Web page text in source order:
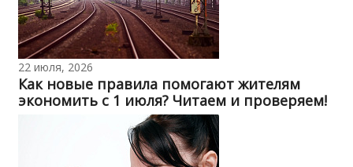
22 июля, 2026
Как новые правила помогают жителям
экономить с 1 июля? Читаем и проверяем!